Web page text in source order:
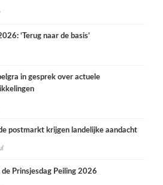
‘Terug naar de basis’
in gesprek over actuele
postmarkt krijgen landelijke aandacht
de Prinsjesdag Peiling 2026